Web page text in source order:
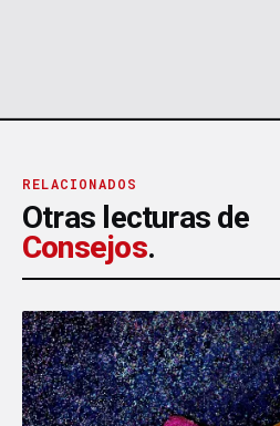
RELACIONADOS
Otras lecturas de
Consejos.